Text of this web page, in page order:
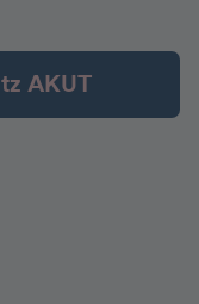
AKUT